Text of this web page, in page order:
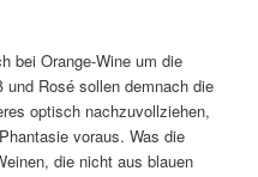
bei Orange-Wine um die
Rosé sollen demnach die
optisch nachzuvollziehen,
voraus. Was die
die nicht aus blauen